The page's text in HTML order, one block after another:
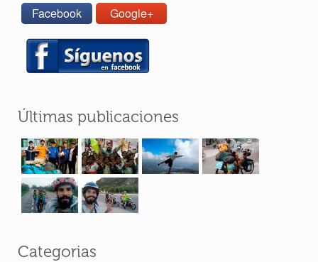
Facebook Google+
Últimas publicaciones
Categorias